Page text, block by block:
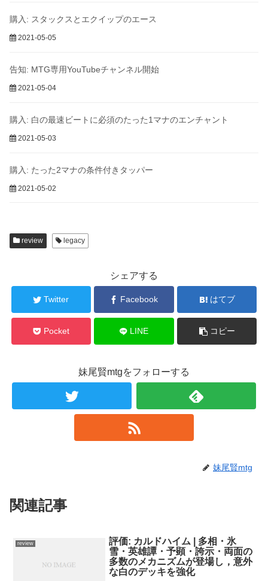
購入: スタックスとエクイップのエース
2021-05-05
告知: MTG専用YouTubeチャンネル開始
2021-05-04
購入: 白の最速ビートに必須のたった1マナのエンチャント
2021-05-03
購入: たった2マナの条件付きタッパー
2021-05-02
review legacy
シェアする
Twitter Facebook はてブ
Pocket LINE コピー
妹尾賢mtgをフォローする
妹尾賢mtg
関連記事
review
評価: カルドハイム | 多相・氷
雪・英雄譚・予顕・誇示・両面の
多数のメカニズムが登場し，意外
な白のデッキを強化